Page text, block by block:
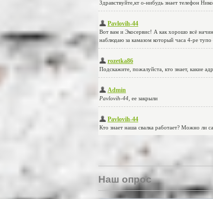
Наш опрос